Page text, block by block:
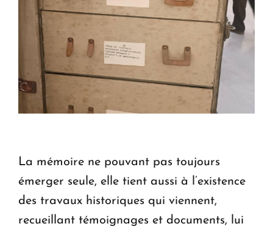
La mémoire ne pouvant pas toujours
émerger seule, elle tient aussi à l’existence
des travaux historiques qui viennent,
recueillant témoignages et documents, lui